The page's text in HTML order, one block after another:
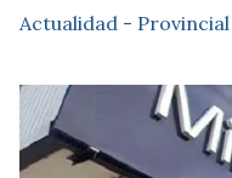
Actualidad - Provincial